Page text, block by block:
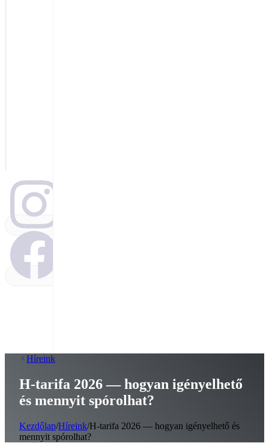
Híreink
H-tarifa 2026 — hogyan igényelhető
és mennyit spórolhat?
Kezdőlap/Híreink/H-tarifa 2026 — hogyan igényelhető és
mennyit spórolhat?